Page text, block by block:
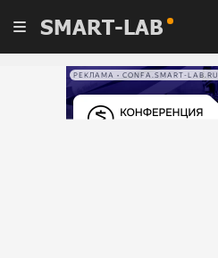
SMART-LAB
РЕКЛАМА • CONFA.SMART-LAB.RU